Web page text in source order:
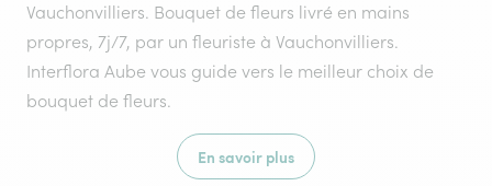
Vauchonvilliers. Bouquet de fleurs livré en mains
propres, 7j/7, par un fleuriste à Vauchonvilliers.
Interflora Aube vous guide vers le meilleur choix de
bouquet de fleurs.
En savoir plus